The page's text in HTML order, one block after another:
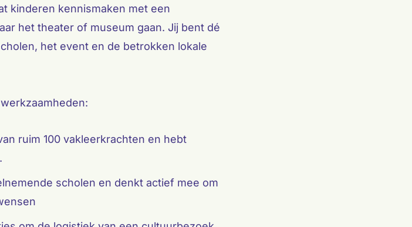
kinderen kennismaken met een
het theater of museum gaan. Jij bent dé
het event en de betrokken lokale
ruim 100 vakleerkrachten en hebt
scholen en denkt actief mee om